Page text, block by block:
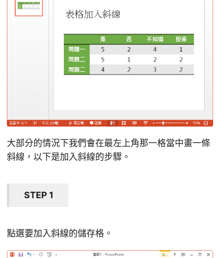
大部分的情況下我們會在最左上角那一格當中畫一條
斜線，以下是加入斜線的步驟。
STEP 1
點選要加入斜線的儲存格。